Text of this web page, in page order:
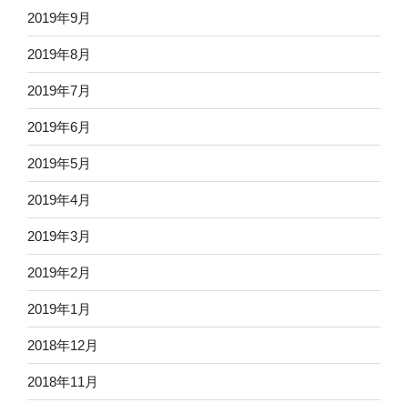
2019年9月
2019年8月
2019年7月
2019年6月
2019年5月
2019年4月
2019年3月
2019年2月
2019年1月
2018年12月
2018年11月